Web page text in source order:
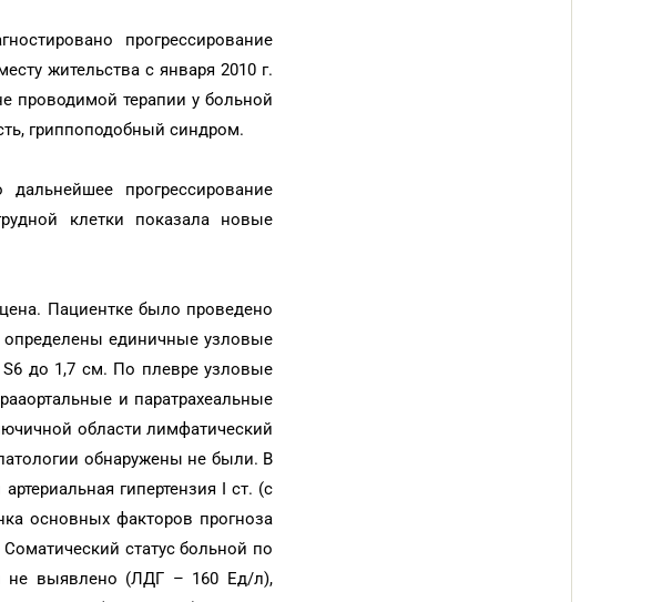
прогрессирование
жительства с января 2010 г.
проводимой терапии у больной
гриппоподобный синдром.
прогрессирование
клетки показала новые
Пациентке было проведено
определены единичные узловые
до 1,7 см. По плевре узловые
и паратрахеальные
области лимфатический
обнаружены не были. В
гипертензия I ст. (с
основных факторов прогноза
статус больной по
не выявлено (ЛДГ – 160 Ед/л),